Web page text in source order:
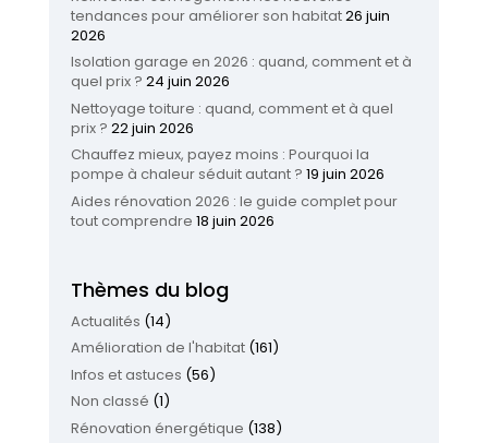
tendances pour améliorer son habitat26 juin
2026
Isolation garage en 2026 : quand, comment et à
quel prix ? 24 juin 2026
Nettoyage toiture : quand, comment et à quel
prix ? 22 juin 2026
Chauffez mieux, payez moins : Pourquoi la
pompe à chaleur séduit autant ? 19 juin 2026
Aides rénovation 2026 : le guide complet pour
tout comprendre 18 juin 2026
Thèmes du blog
Actualités (14)
Amélioration de l'habitat(161)
Infos et astuces (56)
Non classé (1)
Rénovation énergétique (138)